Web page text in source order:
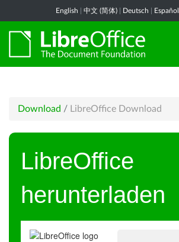
English 中文 (简体) Deutsch Español
Download / LibreOffice Download
LibreOffice
herunterladen